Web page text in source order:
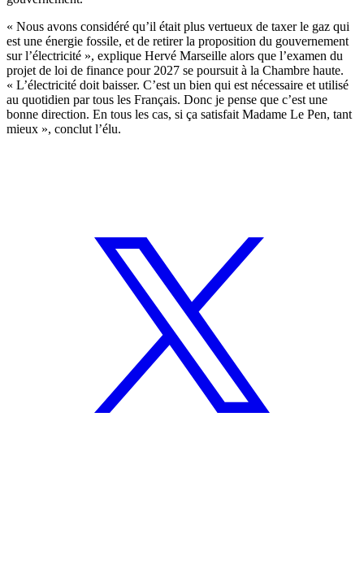
« Nous avons considéré qu’il était plus vertueux de taxer le gaz qui
est une énergie fossile, et de retirer la proposition du gouvernement
sur l’électricité », explique Hervé Marseille alors que l’examen du
projet de loi de finance pour 2027 se poursuit à la Chambre haute.
« L’électricité doit baisser. C’est un bien qui est nécessaire et utilisé
au quotidien par tous les Français. Donc je pense que c’est une
bonne direction. En tous les cas, si ça satisfait Madame Le Pen, tant
mieux », conclut l’élu.